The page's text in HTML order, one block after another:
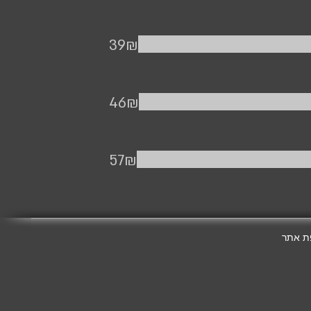
‏39 ‏₪
‏46 ‏₪
‏57 ‏₪
אתר